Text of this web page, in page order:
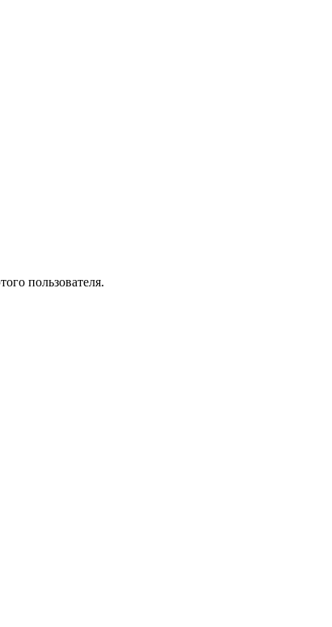
пользователя.